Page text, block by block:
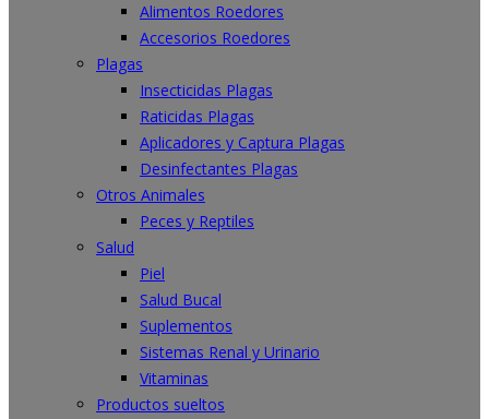
Alimentos Roedores
Accesorios Roedores
Plagas
Insecticidas Plagas
Raticidas Plagas
Aplicadores y Captura Plagas
Desinfectantes Plagas
Otros Animales
Peces y Reptiles
Salud
Piel
Salud Bucal
Suplementos
Sistemas Renal y Urinario
Vitaminas
Productos sueltos